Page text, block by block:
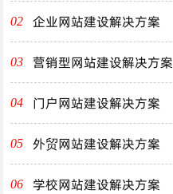
02 企业网站建设解决方案
03 营销型网站建设解决方案
04 门户网站建设解决方案
05 外贸网站建设解决方案
06 学校网站建设解决方案